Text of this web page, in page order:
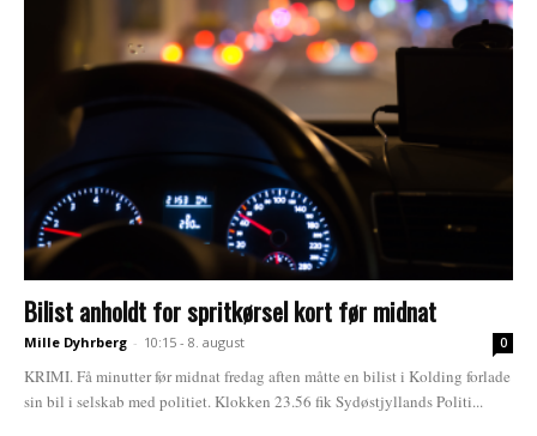
Bilist anholdt for spritkørsel kort før midnat
Mille Dyhrberg - 10:15 - 8. august 0
KRIMI. Få minutter før midnat fredag aften måtte en bilist i Kolding forlade
sin bil i selskab med politiet. Klokken 23.56 fik Sydøstjyllands Politi...